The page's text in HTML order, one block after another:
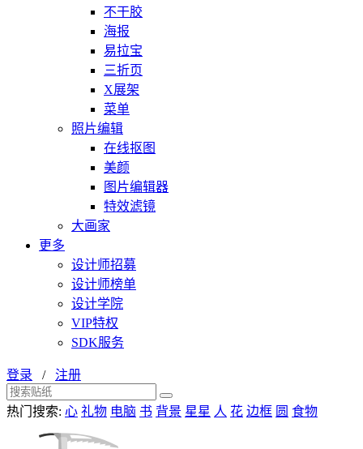
不干胶
海报
易拉宝
三折页
X展架
菜单
照片编辑
在线抠图
美颜
图片编辑器
特效滤镜
大画家
更多
设计师招募
设计师榜单
设计学院
VIP特权
SDK服务
登录 / 注册
热门搜索: 心 礼物 电脑 书 背景 星星 人 花 边框 圆 食物